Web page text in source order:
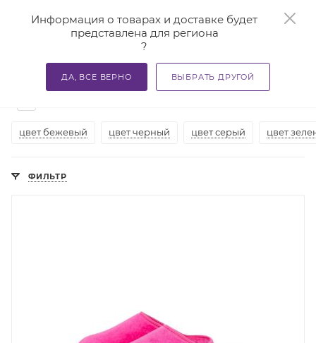
Информация о товарах и доставке будет
представлена для региона
?
ДА, ВСЕ ВЕРНО ВЫБРАТЬ ДРУГОЙ
Главная — Каталог — Ортопедическая обувь —
Ортопедические тапочки в Казани
цвет бежевый цвет черный цвет серый цвет
ФИЛЬТР